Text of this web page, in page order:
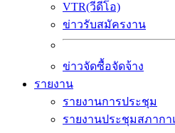
VTR(วีดีโอ)
ข่าวรับสมัครงาน
ข่าวจัดซื้อจัดจ้าง
รายงาน
รายงานการประชุม
รายงานประชุมสภากา